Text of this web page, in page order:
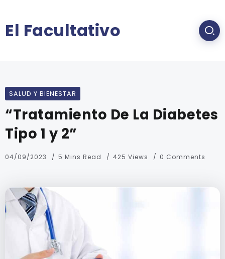
El Facultativo
SALUD Y BIENESTAR
“Tratamiento De La Diabetes
Tipo 1 y 2”
04/09/2023 5 Mins Read 425 Views 0 Comments